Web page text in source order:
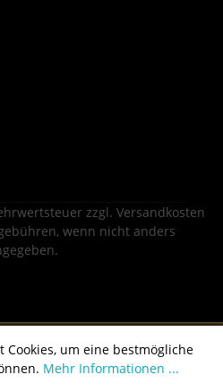
zzgl. Versandkosten
wenn nicht anders
Cookies, um eine bestmögliche
Mehr Informationen ...